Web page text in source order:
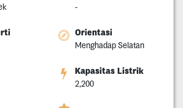
-
Orientasi
Menghadap Selatan
Kapasitas Listrik
2,200